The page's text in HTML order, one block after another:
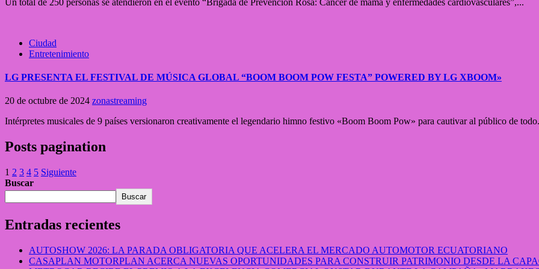
Ciudad
Entretenimiento
LG PRESENTA EL FESTIVAL DE MÚSICA GLOBAL “BOOM BOOM POW FESTA” POWERED BY LG XBOOM»
20 de octubre de 2024 zonastreaming
Intérpretes musicales de 9 países versionaron creativamente el legendario himno festivo «Boom Boom Pow» para cautivar al público de
Posts pagination
1 2 3 4 5 Siguiente
Buscar
Buscar
Entradas recientes
AUTOSHOW 2026: LA PARADA OBLIGATORIA QUE ACELERA EL MERCADO AUTOMOTOR ECUATORIANO
CASAPLAN MOTORPLAN ACERCA NUEVAS OPORTUNIDADES PARA CONSTRUIR PATRIMONIO DESDE LA